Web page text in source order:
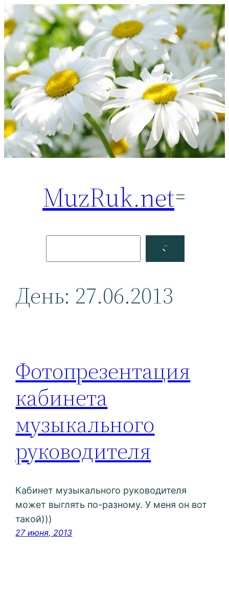
Перейти
к
содержимому
MuzRuk.net
Facebook
День: 27.06.2013
Фотопрезентация
кабинета
музыкального
руководителя
Кабинет музыкального руководителя
может выглять по-разному. У меня он вот
такой)))
27 июня, 2013